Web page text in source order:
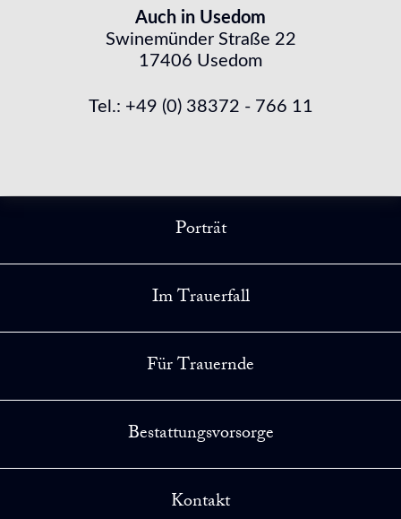
Auch in Usedom
Swinemünder Straße 22
17406 Usedom
Tel.: +49 (0) 38372 - 766 11
Porträt
Im Trauerfall
Für Trauernde
Bestattungsvorsorge
Kontakt